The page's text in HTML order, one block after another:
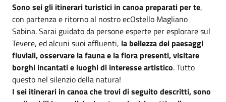
Sono sei gli itinerari turistici in canoa preparati per te,
con partenza e ritorno al nostro ecOstello Magliano
Sabina. Sarai guidato da persone esperte per esplorare sul
Tevere, ed alcuni suoi affluenti, la bellezza dei paesaggi
fluviali, osservare la fauna e la flora presenti, visitare
borghi incantati e luoghi di interesse artistico. Tutto
questo nel silenzio della natura!
I sei itinerari in canoa che trovi di seguito descritti, sono